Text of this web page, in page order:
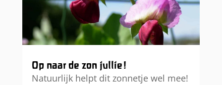
Op naar de zon jullie!
Natuurlijk helpt dit zonnetje wel mee!